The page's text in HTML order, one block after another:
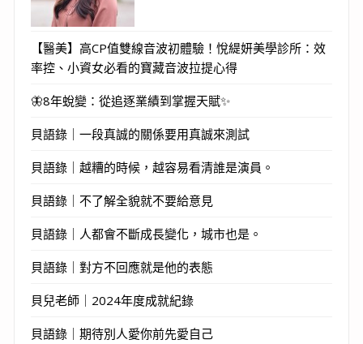
【醫美】高CP值雙線音波初體驗！悅緹妍美學診所：效
率控、小資女必看的寶藏音波拉提心得
🦋8年蛻變：從追逐業績到掌握天賦✨
貝語錄｜一段真誠的關係要用真誠來測試
貝語錄｜越糟的時候，越容易看清誰是演員。
貝語錄｜不了解全貌就不要給意見
貝語錄｜人都會不斷成長變化，城市也是。
貝語錄｜對方不回應就是他的表態
貝兒老師｜2024年度成就紀錄
貝語錄｜期待別人愛你前先愛自己